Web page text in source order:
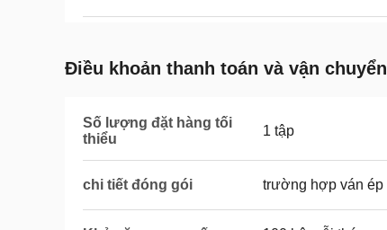
Điều khoản thanh toán và vận chuyển
Số lượng đặt hàng tối
thiểu
1 tập
chi tiết đóng gói trường hợp ván ép